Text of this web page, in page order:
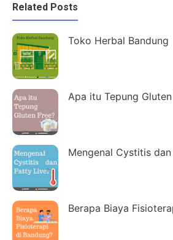
Related Posts
Toko Herbal Bandung
Apa itu Tepung
Mengenal Cystitis
Berapa Biaya